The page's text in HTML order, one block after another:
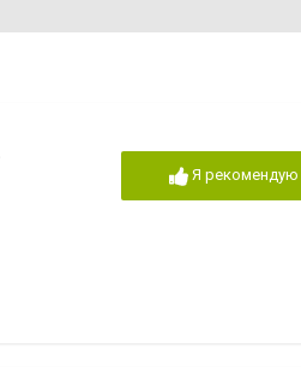
Я рекомендую